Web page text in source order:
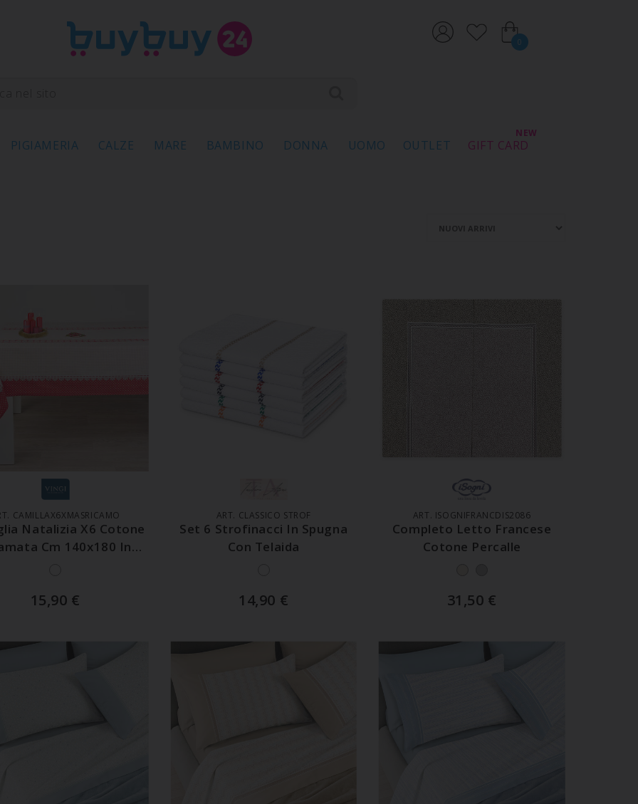
0
PIGIAMERIA CALZE MARE BAMBINO DONNA UOMO OUTLET GIFT CARD
AL CARRELLO
CAMILLAX6XMASRICAMO
Natalizia X6 Cotone
Cm 140x180 In
15,90 €
ART. CLASSICO STROF
Set 6 Strofinacci In Spugna
Con Telaida
14,90 €
AGGIUNGI AL CARRELLO
ART. ISOGNIFRANCDIS2086
Completo Letto Francese
Cotone Percalle
31,50 €